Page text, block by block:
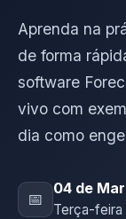
Aprenda na
de forma
software
vivo com
dia como
📅
04 de
Terça-feira